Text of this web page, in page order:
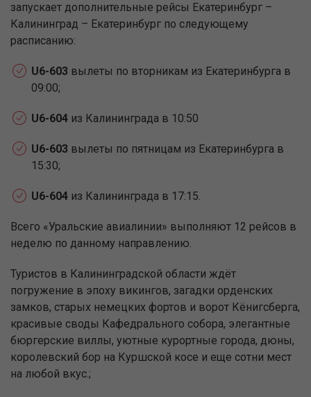
запускает дополнительные рейсы Екатеринбург –
Калининград – Екатеринбург по следующему
расписанию:
U6-603 вылеты по вторникам из Екатеринбурга в
09:00;
U6-604 из Калининграда в 10:50
U6-603 вылеты по пятницам из Екатеринбурга в
15:30;
U6-604 из Калининграда в 17:15.
Всего «Уральские авиалинии» выполняют 12 рейсов в
неделю по данному направлению.
Туристов в Калининградской области ждёт
погружение в эпоху викингов, загадки орденских
замков, старых немецких фортов и ворот Кёнигсберга,
красивые своды Кафедрального собора, элегантные
бюргерские виллы, уютные курортные города, дюны,
королевский бор на Куршской косе и еще сотни мест
на любой вкус.;